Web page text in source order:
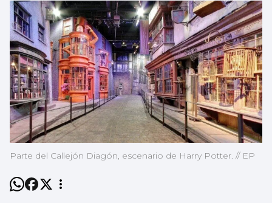
Parte del Callejón Diagón, escenario de Harry Potter. // EP